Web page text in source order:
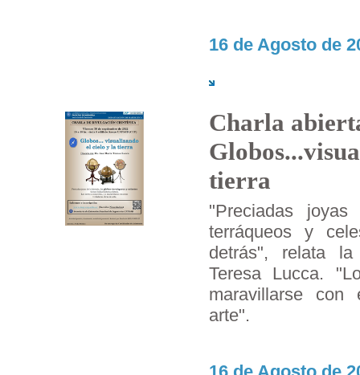
16 de Agosto de
Charla
tierra
"Preciadas
terráqueos y
detrás", relata
Teresa Lucca.
maravillarse con
arte".